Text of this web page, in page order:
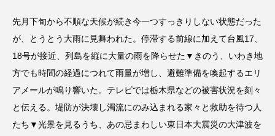
先月下旬から不順な天候が続き今一つすっきりしない状態だった
が、とうとう大雨に見舞われた。停滞する前線に加えて台風17、
18号が接近、列島を縦に大量の雨を降らせた▼きのう、いわき地
方でも時間の経過につれて雨量が増し、避難準備を喚起するエリ
アメールが鳴り響いた。テレビでは栃木県などの被害状況を刻々
と伝える。堤防が決壊し濁流にのみ込まれる家々と救助を待つ人
たち▼光景を見るうち、あの忌まわしい東日本大震災の大津波を